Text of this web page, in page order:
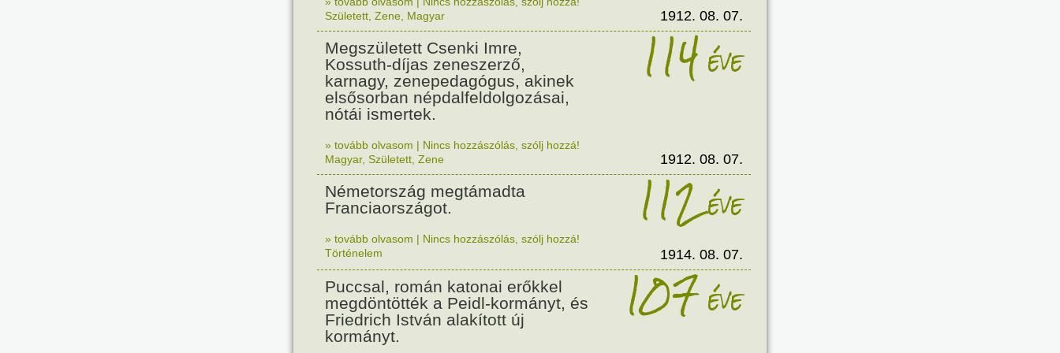
Született Zene Magyar 1912. 08. 07.
Megszületett Csenki Imre,
Kossuth-díjas zeneszerző,
karnagy, zenepedagógus, akinek
elsősorban népdalfeldolgozásai,
nótái ismertek.
114éve
» tovább olvasom | Nincs hozzászólás, szólj hozzá!
Magyar, Született Zene 1912. 08. 07.
Németország megtámadta
Franciaországot.
112éve
» tovább olvasom | Nincs hozzászólás, szólj hozzá!
Történelem
1914. 08. 07.
Puccsal, román katonai erőkkel
megdöntötték a Peidl-kormányt, és
Friedrich István alakított új
kormányt.
107éve